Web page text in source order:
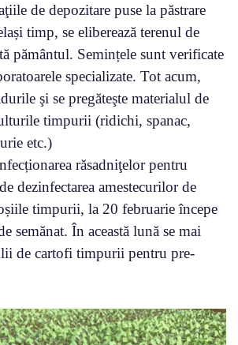
de depozitare puse la păstrare
timp, se eliberează terenul de
pământul. Semințele sunt verificate
specializate. Tot acum,
şi se pregăteşte materialul de
timpurii (ridichi, spanac,
etc.)
răsadniţelor pentru
dezinfectarea amestecurilor de
timpurii, la 20 februarie începe
semănat. În această lună se mai
de cartofi timpurii pentru pre-